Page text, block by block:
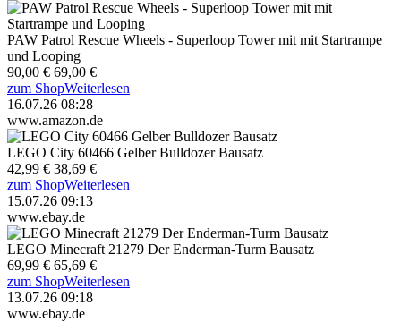
PAW Patrol Rescue Wheels - Superloop Tower mit mit Startrampe
und Looping
90,00 € 69,00 €
zum ShopWeiterlesen
16.07.26 08:28
www.amazon.de
LEGO City 60466 Gelber Bulldozer Bausatz
42,99 € 38,69 €
zum ShopWeiterlesen
15.07.26 09:13
www.ebay.de
LEGO Minecraft 21279 Der Enderman-Turm Bausatz
69,99 € 65,69 €
zum ShopWeiterlesen
13.07.26 09:18
www.ebay.de